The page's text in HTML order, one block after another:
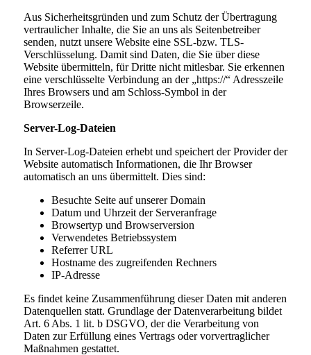
Aus Sicherheitsgründen und zum Schutz der Übertragung
vertraulicher Inhalte, die Sie an uns als Seitenbetreiber
senden, nutzt unsere Website eine SSL-bzw. TLS-
Verschlüsselung. Damit sind Daten, die Sie über diese
Website übermitteln, für Dritte nicht mitlesbar. Sie erkennen
eine verschlüsselte Verbindung an der „https://“ Adresszeile
Ihres Browsers und am Schloss-Symbol in der
Browserzeile.
Server-Log-Dateien
In Server-Log-Dateien erhebt und speichert der Provider der
Website automatisch Informationen, die Ihr Browser
automatisch an uns übermittelt. Dies sind:
Besuchte Seite auf unserer Domain
Datum und Uhrzeit der Serveranfrage
Browsertyp und Browserversion
Verwendetes Betriebssystem
Referrer URL
Hostname des zugreifenden Rechners
IP-Adresse
Es findet keine Zusammenführung dieser Daten mit anderen
Datenquellen statt. Grundlage der Datenverarbeitung bildet
Art. 6 Abs. 1 lit. b DSGVO, der die Verarbeitung von
Daten zur Erfüllung eines Vertrags oder vorvertraglicher
Maßnahmen gestattet.